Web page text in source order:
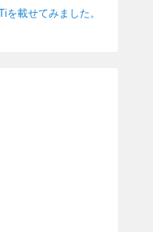
を載せてみました。